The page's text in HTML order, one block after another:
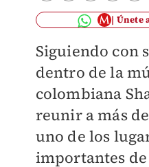
Únete
Siguiendo con
dentro de la
colombiana
reunir a más
uno de los
importantes